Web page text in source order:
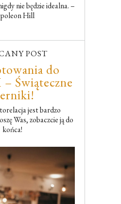
nie będzie idealna. –
Hill
POST
do
Świąteczne
jest bardzo
Was, zobaczcie ją do
końca!